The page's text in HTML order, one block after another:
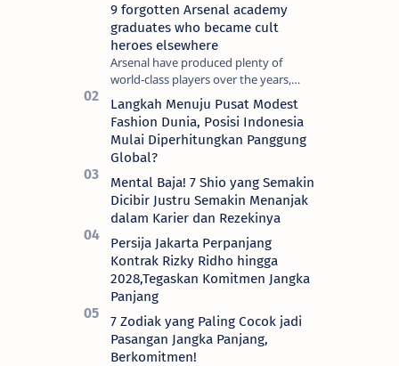
9 forgotten Arsenal academy
graduates who became cult
heroes elsewhere
Arsenal have produced plenty of
world-class players over the years,
although not all of them make the
grade at the Emirates. For every Tony
Ada…
Langkah Menuju Pusat Modest
Fashion Dunia, Posisi Indonesia
Mulai Diperhitungkan Panggung
Global?
Mental Baja! 7 Shio yang Semakin
Dicibir Justru Semakin Menanjak
dalam Karier dan Rezekinya
Persija Jakarta Perpanjang
Kontrak Rizky Ridho hingga
2028,Tegaskan Komitmen Jangka
Panjang
7 Zodiak yang Paling Cocok jadi
Pasangan Jangka Panjang,
Berkomitmen!